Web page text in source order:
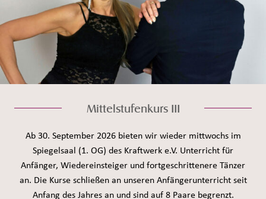
Mittelstufenkurs III
Ab 30. September 2026 bieten wir wieder mittwochs im
Spiegelsaal (1. OG) des Kraftwerk e.V. Unterricht für
Anfänger, Wiedereinsteiger und fortgeschrittenere Tänzer
an. Die Kurse schließen an unseren Anfängerunterricht seit
Anfang des Jahres an und sind auf 8 Paare begrenzt.